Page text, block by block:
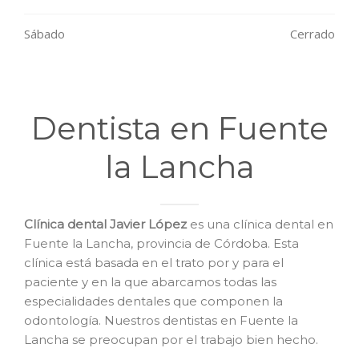
Sábado Cerrado
Dentista en Fuente
la Lancha
Clínica dental Javier Lópezes una clínica dental en
Fuente la Lancha, provincia de Córdoba. Esta
clínica está basada en el trato por y para el
paciente y en la que abarcamos todas las
especialidades dentales que componen la
odontología. Nuestros dentistas en Fuente la
Lancha se preocupan por el trabajo bien hecho.